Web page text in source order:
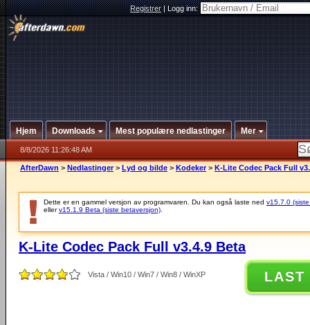
Registrer|Logg inn:
Hjem Downloads Mest populære nedlastinger Mer
8/8/2026 11:26:48 AM
AfterDawn > Nedlastinger > Lyd og bilde > Kodeker > K-Lite Codec Pack Full
Dette er en gammel versjon av programvaren. Du kan også laste ned v15.7.0
ellerv15.1.9 Beta (siste betaversjon)
K-Lite Codec Pack Full v3.4.9 Beta
Vista / Win10 / Win7 / Win8 / WinXP LAST